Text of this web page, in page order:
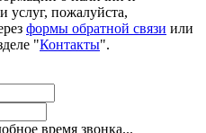
услуг, пожалуйста,
формы обратной связи или
"Контакты".
время звонка...